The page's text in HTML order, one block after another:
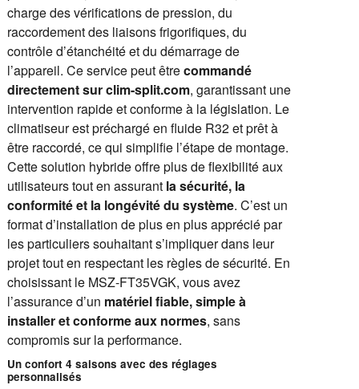
charge des vérifications de pression, du
raccordement des liaisons frigorifiques, du
contrôle d’étanchéité et du démarrage de
l’appareil. Ce service peut êtrecommandé
directement sur clim-split.com, garantissant une
intervention rapide et conforme à la législation. Le
climatiseur est préchargé en fluide R32 et prêt à
être raccordé, ce qui simplifie l’étape de montage.
Cette solution hybride offre plus de flexibilité aux
utilisateurs tout en assurant la sécurité, la
conformité et la longévité du système. C’est un
format d’installation de plus en plus apprécié par
les particuliers souhaitant s’impliquer dans leur
projet tout en respectant les règles de sécurité. En
choisissant le MSZ-FT35VGK, vous avez
l’assurance d’un matériel fiable, simple à
installer et conforme aux normes, sans
compromis sur la performance.
Un confort 4 saisons avec des réglages
personnalisés